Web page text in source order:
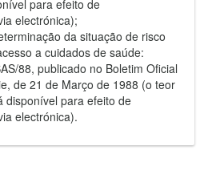
para efeito de
electrónica);
da situação de risco
a cuidados de saúde:
88, publicado no Boletim Oficial
de 21 de Março de 1988 (o teor
disponível para efeito de
electrónica).